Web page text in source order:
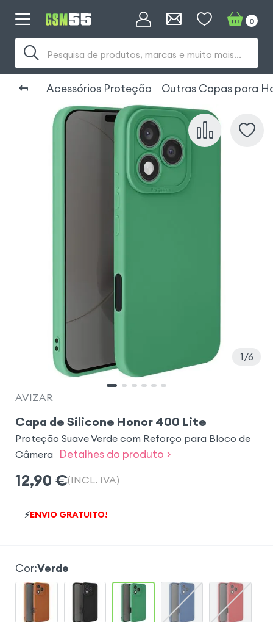
Pesquisa de produtos, marcas e muito mais...
0
Acessórios Proteção Outras Capas para
1 6
AVIZAR
Capa de Silicone Honor 400 Lite
Proteção Suave Verde com Reforço para Bloco de
Câmera
Detalhes do produto >
12,90 €(INCL. IVA)
⚡ENVIO GRATUITO!
Cor:Verde